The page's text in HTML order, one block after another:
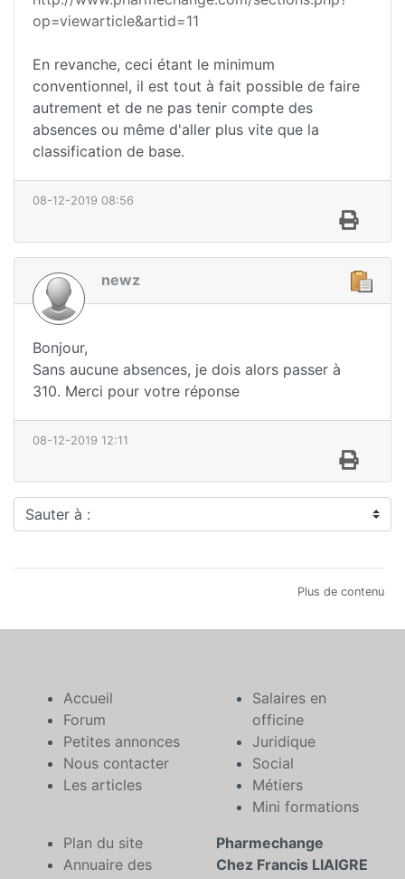
op=viewarticle&artid=11
En revanche, ceci étant le minimum
conventionnel, il est tout à fait possible de faire
autrement et de ne pas tenir compte des
absences ou même d'aller plus vite que la
classification de base.
08-12-2019 08:56
newz
Bonjour,
Sans aucune absences, je dois alors passer à
310. Merci pour votre réponse
08-12-2019 12:11
Sauter à :
Plus de contenu
Accueil
Forum
Petites annonces
Nous contacter
Les articles
Salaires en
officine
Juridique
Social
Métiers
Mini formations
Plan du site
Annuaire des
Pharmechange
Chez Francis LIAIGRE